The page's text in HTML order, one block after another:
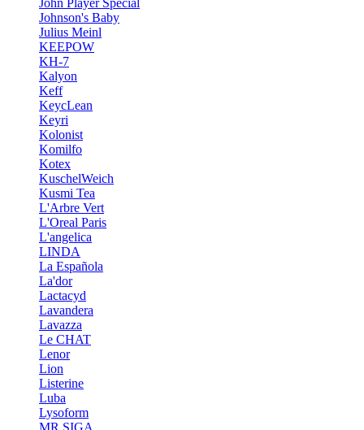
John Player Special
Johnson's Baby
Julius Meinl
KEEPOW
KH-7
Kalyon
Keff
KeycLean
Keyri
Kolonist
Komilfo
Kotex
KuschelWeich
Kusmi Tea
L'Arbre Vert
L'Oreal Paris
L'angelica
LINDA
La Española
La'dor
Lactacyd
Lavandera
Lavazza
Le CHAT
Lenor
Lion
Listerine
Luba
Lysoform
MR.SIGA